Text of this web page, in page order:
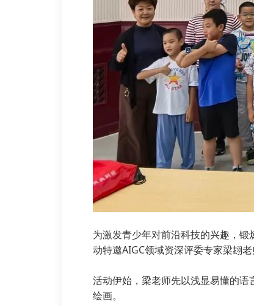
为激发青少年对前沿科技的兴趣，
动特邀AIGC领域资深评委专家梁翃老
活动伊始，梁老师先以浅显易懂的
绘画。